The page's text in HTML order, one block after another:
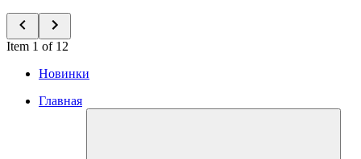
Item 1 of 12
Новинки
Главная